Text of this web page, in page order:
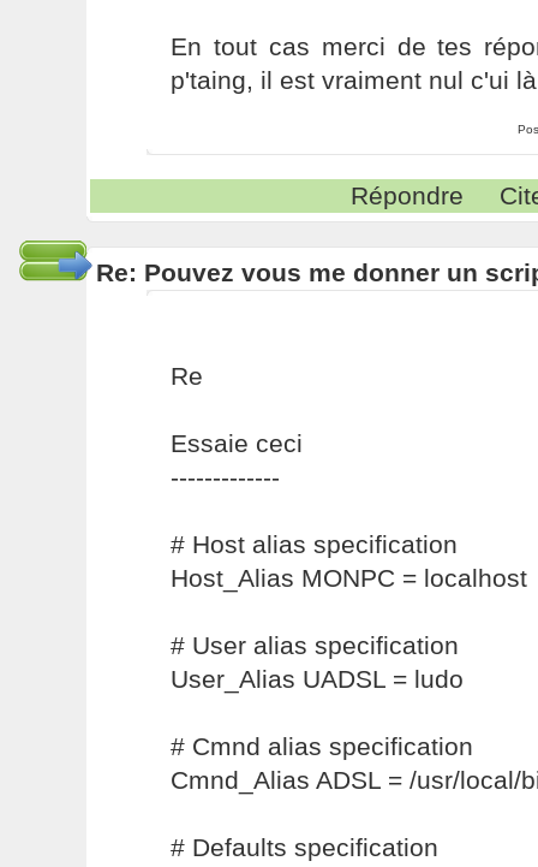
En tout cas merci de tes
p'taing, il est vraiment nul c'ui
Répondre
Re: Pouvez vous me donner un
Re
Essaie ceci
-------------
# Host alias specification
Host_Alias MONPC = localhost
# User alias specification
User_Alias UADSL = ludo
# Cmnd alias specification
Cmnd_Alias ADSL = /usr/local/
# Defaults specification